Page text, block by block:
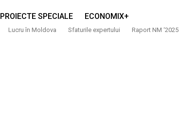
PROIECTE SPECIALE ECONOMIX+
Lucru în Moldova Sfaturile expertului Raport NM ‘2025